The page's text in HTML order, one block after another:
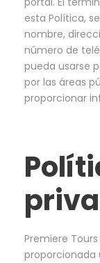
esta Política,
nombre,
número de
pueda usarse
por las áreas
proporcionar
Premiere
proporcionada